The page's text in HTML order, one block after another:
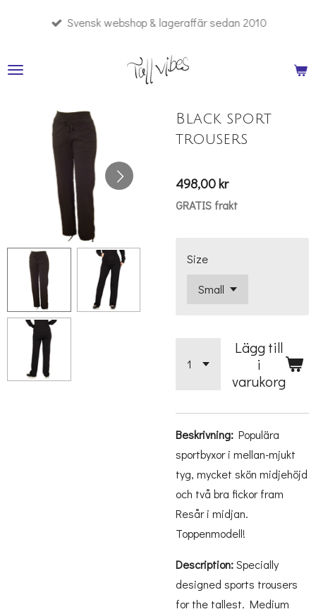
Svensk webshop & lageraffär sedan 2010
Black sport
trousers
498,00 kr
GRATIS frakt
Size
Lägg till
i
varukorg
Beskrivning: Populära
sportbyxor i mellan-mjukt
tyg, mycket skön midjehöjd
och två bra fickor fram
Resår i midjan.
Toppenmodell!
Description:Specially
designed sports trousers
for the tallest. Medium